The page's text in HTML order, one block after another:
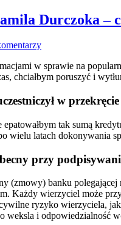
Durczoka –
w sprawie na
chciałbym poruszyć i
w
tak sumą
wielu latach dokonywania
przy
(zmowy) banku
Każdy wierzyciel może
ryzyko wierzyciela,
weksla i odpowiedzialność